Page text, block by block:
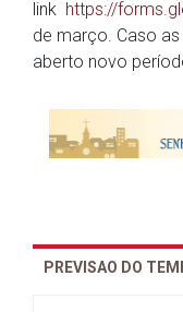
link https://
de março. Caso
aberto novo
PREVISAO DO